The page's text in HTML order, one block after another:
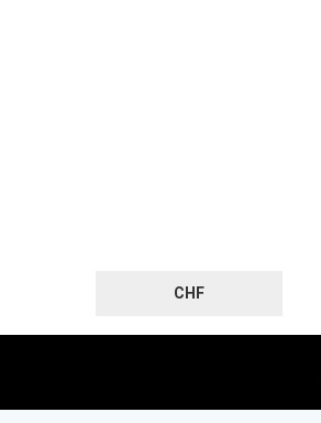
CHF